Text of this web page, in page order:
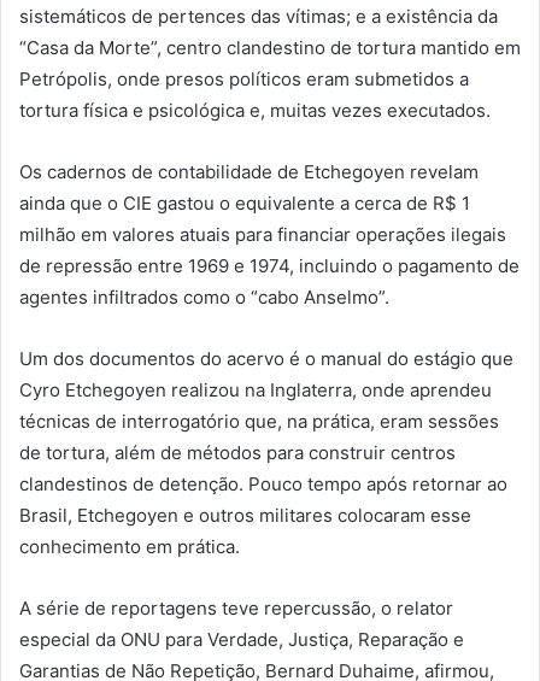
sistemáticos de pertences das vítimas; e a existência da
“Casa da Morte”, centro clandestino de tortura mantido em
Petrópolis, onde presos políticos eram submetidos a
tortura física e psicológica e, muitas vezes executados.
Os cadernos de contabilidade de Etchegoyen revelam
ainda que o CIE gastou o equivalente a cerca de R$ 1
milhão em valores atuais para financiar operações ilegais
de repressão entre 1969 e 1974, incluindo o pagamento de
agentes infiltrados como o “cabo Anselmo”.
Um dos documentos do acervo é o manual do estágio que
Cyro Etchegoyen realizou na Inglaterra, onde aprendeu
técnicas de interrogatório que, na prática, eram sessões
de tortura, além de métodos para construir centros
clandestinos de detenção. Pouco tempo após retornar ao
Brasil, Etchegoyen e outros militares colocaram esse
conhecimento em prática.
A série de reportagens teve repercussão, o relator
especial da ONU para Verdade, Justiça, Reparação e
Garantias de Não Repetição, Bernard Duhaime, afirmou,